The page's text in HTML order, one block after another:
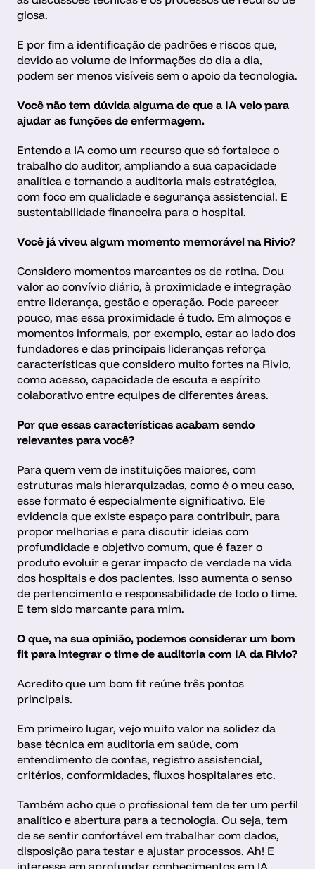
glosa.
E por fim a identificação de padrões e riscos que,
devido ao volume de informações do dia a dia,
podem ser menos visíveis sem o apoio da tecnologia.
Você não tem dúvida alguma de que a IA veio para
ajudar as funções de enfermagem.
Entendo a IA como um recurso que só fortalece o
trabalho do auditor, ampliando a sua capacidade
analítica e tornando a auditoria mais estratégica,
com foco em qualidade e segurança assistencial. E
sustentabilidade financeira para o hospital.
Você já viveu algum momento memorável na Rivio?
Considero momentos marcantes os de rotina. Dou
valor ao convívio diário, à proximidade e integração
entre liderança, gestão e operação. Pode parecer
pouco, mas essa proximidade é tudo. Em almoços e
momentos informais, por exemplo, estar ao lado dos
fundadores e das principais lideranças reforça
características que considero muito fortes na Rivio,
como acesso, capacidade de escuta e espírito
colaborativo entre equipes de diferentes áreas.
Por que essas características acabam sendo
relevantes para você?
Para quem vem de instituições maiores, com
estruturas mais hierarquizadas, como é o meu caso,
esse formato é especialmente significativo. Ele
evidencia que existe espaço para contribuir, para
propor melhorias e para discutir ideias com
profundidade e objetivo comum, que é fazer o
produto evoluir e gerar impacto de verdade na vida
dos hospitais e dos pacientes. Isso aumenta o senso
de pertencimento e responsabilidade de todo o time.
E tem sido marcante para mim.
O que, na sua opinião, podemos considerar um bom
fit para integrar o time de auditoria com IA da Rivio?
Acredito que um bom fit reúne três pontos
principais.
Em primeiro lugar, vejo muito valor na solidez da
base técnica em auditoria em saúde, com
entendimento de contas, registro assistencial,
critérios, conformidades, fluxos hospitalares etc.
Também acho que o profissional tem de ter um perfil
analítico e abertura para a tecnologia. Ou seja, tem
de se sentir confortável em trabalhar com dados,
disposição para testar e ajustar processos. Ah! E